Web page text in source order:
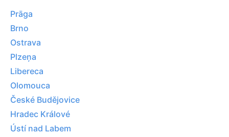
Prāga
Brno
Ostrava
Plzeņa
Libereca
Olomouca
České Budějovice
Hradec Králové
Ústí nad Labem